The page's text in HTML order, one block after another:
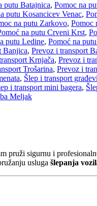
putu Batajnica, Pomoc na
putu Kosancicev Venac,
na putu Zarkovo, Pomoc
na putu Crveni Krst,
putu Ledine, Pomoć na
Banjica, Prevoz i transport
Krnjača, Prevoz i
Trošarina, Prevoz i
, Šlep i transport
i transport mini bagera,
Meljak
pruži sigurnu i
usluga šlepanja